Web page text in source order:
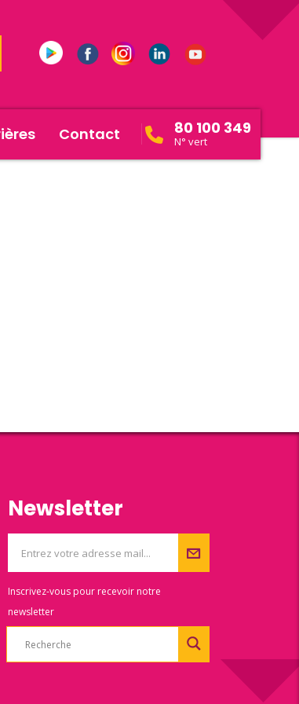
Contact 80 100 349
N° vert
Newsletter
Inscrivez-vous pour recevoir notre
newsletter